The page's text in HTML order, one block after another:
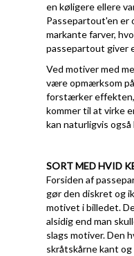
en køligere ellere
Passepartout'en er
markante farver,
passepartout giver
Ved motiver med
være opmærksom
forstærker
kommer til at virke
kan naturligvis
SORT MED HVID
Forsiden af
gør den diskret og
motivet i billedet.
alsidig end man
slags motiver. Den
skråtskårne kant